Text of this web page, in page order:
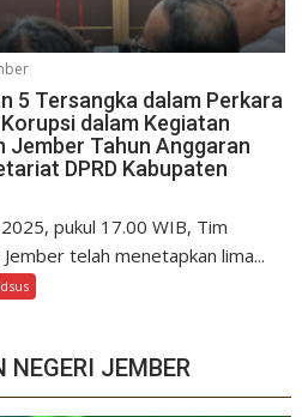
5 Tersangka dalam Perkara
dalam Kegiatan
Jember Tahun Anggaran
DPRD Kabupaten
pukul 17.00 WIB, Tim
telah menetapkan lima...
JEMBER